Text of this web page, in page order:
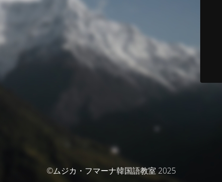
©ムジカ・フマーナ韓国語教室 2025